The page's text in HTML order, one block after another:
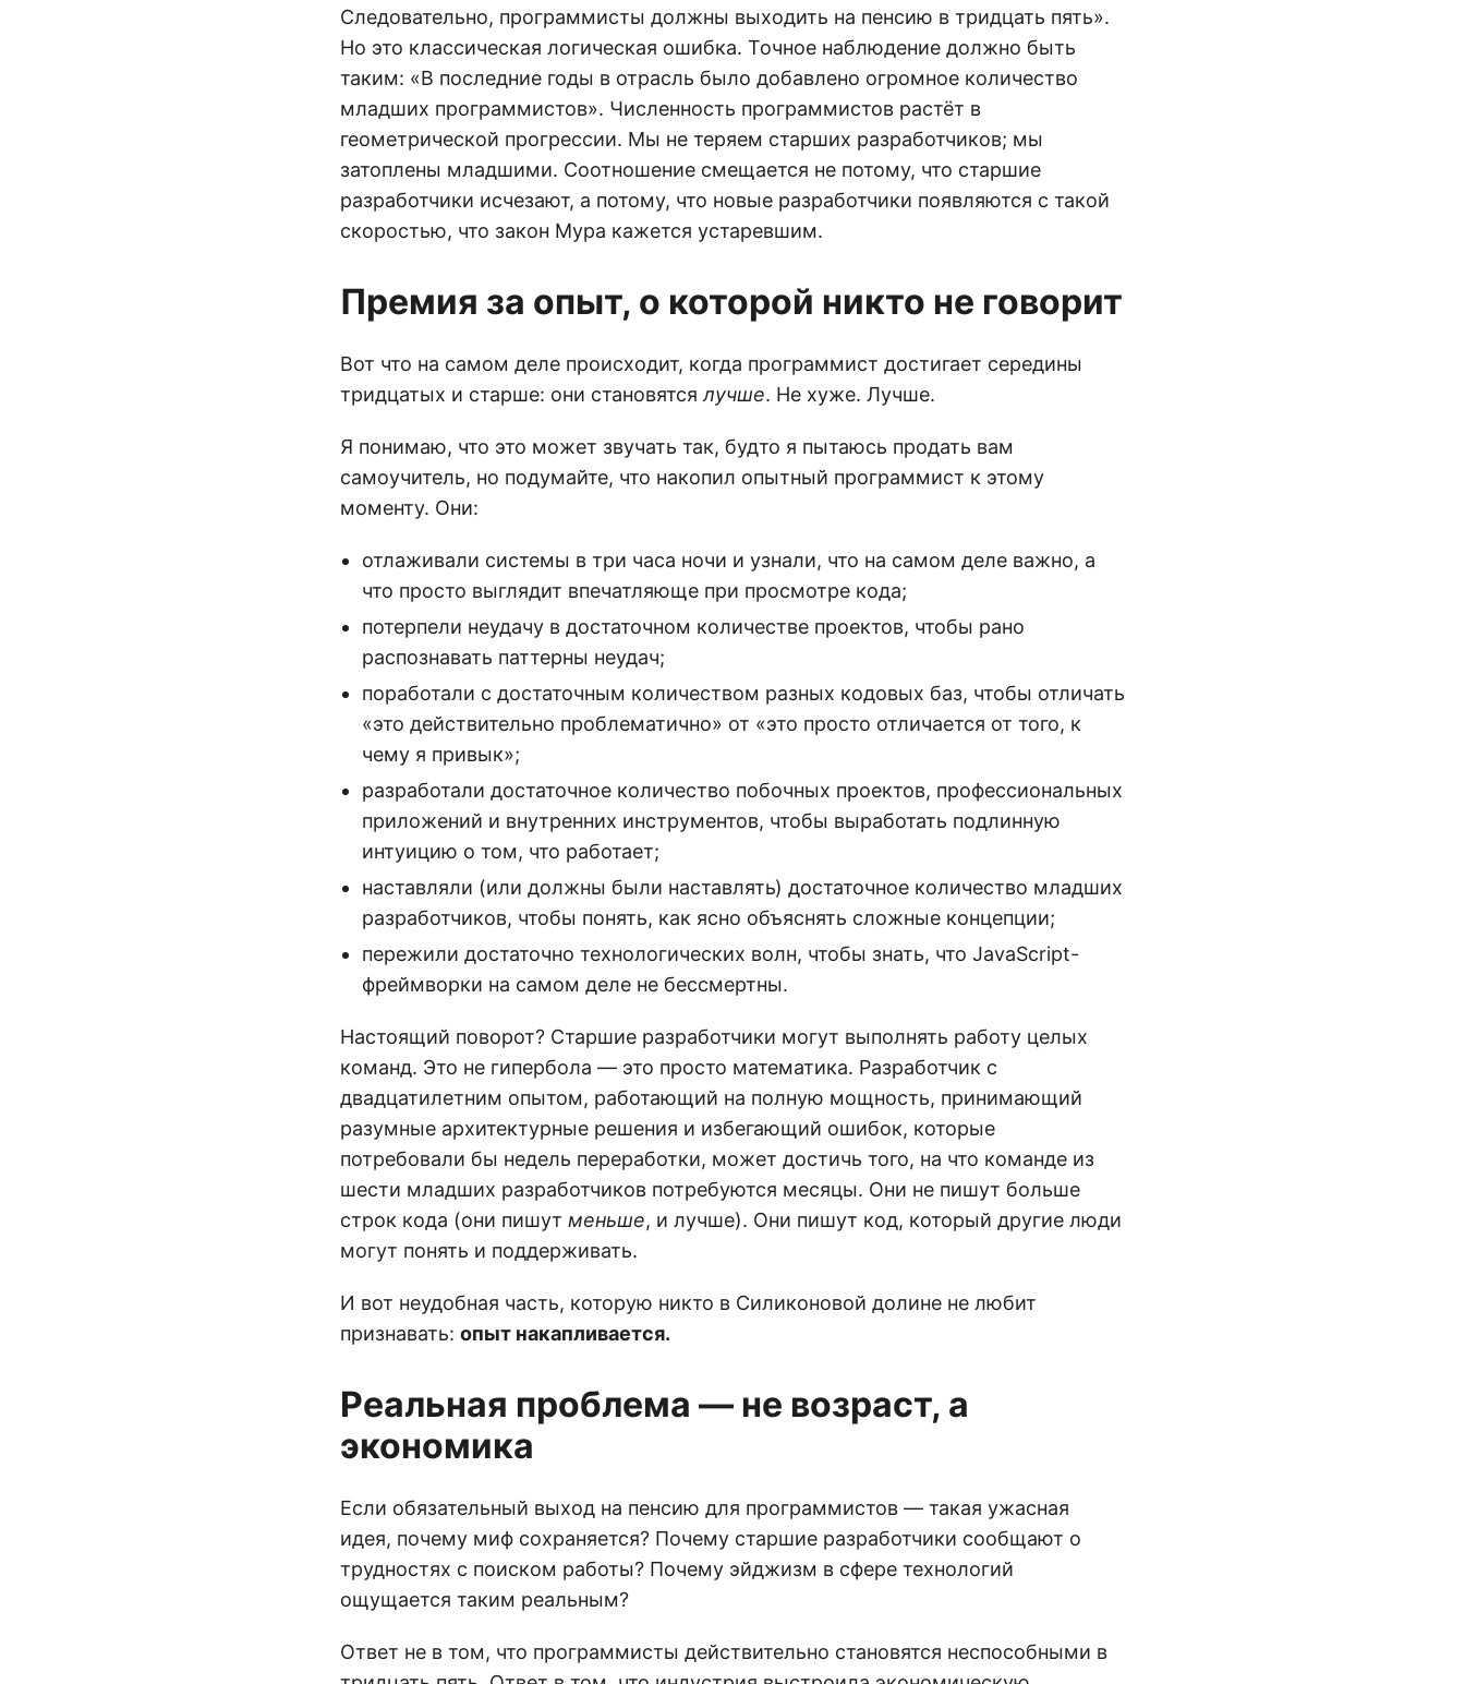
Следовательно, программисты должны выходить на пенсию в тридцать пять».
Но это классическая логическая ошибка. Точное наблюдение должно быть
таким: «В последние годы в отрасль было добавлено огромное количество
младших программистов». Численность программистов растёт в
геометрической прогрессии. Мы не теряем старших разработчиков; мы
затоплены младшими. Соотношение смещается не потому, что старшие
разработчики исчезают, а потому, что новые разработчики появляются с такой
скоростью, что закон Мура кажется устаревшим.
Премия за опыт, о которой никто не говорит
Вот что на самом деле происходит, когда программист достигает середины
тридцатых и старше: они становятсялучше. Не хуже. Лучше.
Я понимаю, что это может звучать так, будто я пытаюсь продать вам
самоучитель, но подумайте, что накопил опытный программист к этому
моменту. Они:
отлаживали системы в три часа ночи и узнали, что на самом деле важно, а
что просто выглядит впечатляюще при просмотре кода;
потерпели неудачу в достаточном количестве проектов, чтобы рано
распознавать паттерны неудач;
поработали с достаточным количеством разных кодовых баз, чтобы отличать
«это действительно проблематично» от «это просто отличается от того, к
чему я привык»;
разработали достаточное количество побочных проектов, профессиональных
приложений и внутренних инструментов, чтобы выработать подлинную
интуицию о том, что работает;
наставляли (или должны были наставлять) достаточное количество младших
разработчиков, чтобы понять, как ясно объяснять сложные концепции;
пережили достаточно технологических волн, чтобы знать, что JavaScript-
фреймворки на самом деле не бессмертны.
Настоящий поворот? Старшие разработчики могут выполнять работу целых
команд. Это не гипербола — это просто математика. Разработчик с
двадцатилетним опытом, работающий на полную мощность, принимающий
разумные архитектурные решения и избегающий ошибок, которые
потребовали бы недель переработки, может достичь того, на что команде из
шести младших разработчиков потребуются месяцы. Они не пишут больше
строк кода (они пишут меньше, и лучше). Они пишут код, который другие люди
могут понять и поддерживать.
И вот неудобная часть, которую никто в Силиконовой долине не любит
признавать: опыт накапливается.
Реальная проблема — не возраст, а
экономика
Если обязательный выход на пенсию для программистов — такая ужасная
идея, почему миф сохраняется? Почему старшие разработчики сообщают о
трудностях с поиском работы? Почему эйджизм в сфере технологий
ощущается таким реальным?
Ответ не в том, что программисты действительно становятся неспособными в